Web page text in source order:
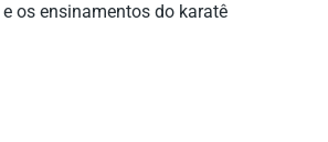
os ensinamentos do karatê